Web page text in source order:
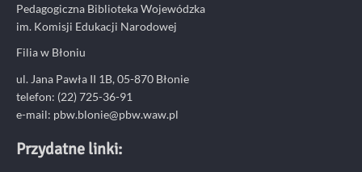
Pedagogiczna Biblioteka Wojewódzka
im. Komisji Edukacji Narodowej
Filia w Błoniu
ul. Jana Pawła II 1B, 05-870 Błonie
telefon: (22) 725-36-91
e-mail: pbw.blonie@pbw.waw.pl
Przydatne linki: